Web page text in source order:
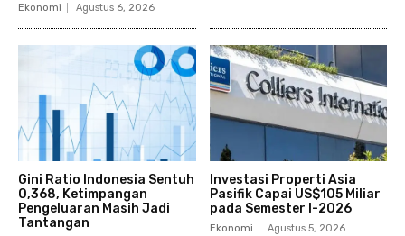
Ekonomi Agustus 6, 2026
Gini Ratio Indonesia Sentuh
0,368, Ketimpangan
Pengeluaran Masih Jadi
Tantangan
Investasi Properti Asia
Pasifik Capai US$105 Miliar
pada Semester I-2026
Ekonomi Agustus 5, 2026